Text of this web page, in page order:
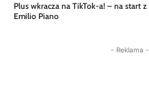
Plus wkracza na TikTok-a! – na start z
Emilio Piano
- Reklama -